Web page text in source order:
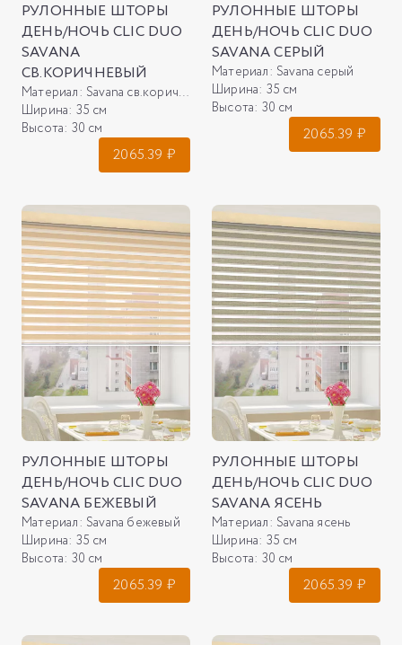
РУЛОННЫЕ ШТОРЫ
ДЕНЬ/НОЧЬ CLIC DUO
SAVANA
СВ.КОРИЧНЕВЫЙ
Материал: Savana св.коричневый
Ширина: 35 см
Высота: 30 см
2065.39 ₽
РУЛОННЫЕ ШТОРЫ
ДЕНЬ/НОЧЬ CLIC DUO
SAVANA СЕРЫЙ
Материал: Savana серый
Ширина: 35 см
Высота: 30 см
2065.39 ₽
РУЛОННЫЕ ШТОРЫ
ДЕНЬ/НОЧЬ CLIC DUO
SAVANA БЕЖЕВЫЙ
Материал: Savana бежевый
Ширина: 35 см
Высота: 30 см
2065.39 ₽
РУЛОННЫЕ ШТОРЫ
ДЕНЬ/НОЧЬ CLIC DUO
SAVANA ЯСЕНЬ
Материал: Savana ясень
Ширина: 35 см
Высота: 30 см
2065.39 ₽